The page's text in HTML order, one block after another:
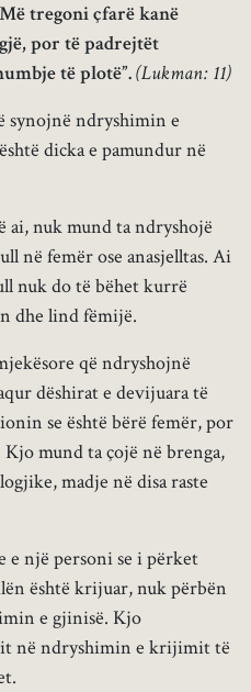
tregoni çfarë kanë
por të padrejtët
të plotë”.(Lukman: 11)
synojnë ndryshimin e
dicka e pamundur në
ai, nuk mund ta ndryshojë
në femër ose anasjelltas. Ai
nuk do të bëhet kurrë
dhe lind fëmijë.
që ndryshojnë
dëshirat e devijuara të
se është bërë femër, por
mund ta çojë në brenga,
madje në disa raste
e një personi se i përket
është krijuar, nuk përbën
e gjinisë. Kjo
në ndryshimin e krijimit të